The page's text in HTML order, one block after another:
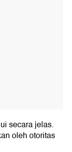
secara jelas.
oleh otoritas